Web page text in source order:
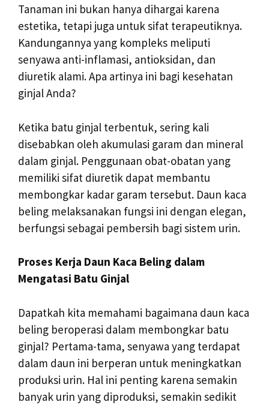
Tanaman ini bukan hanya dihargai karena
estetika, tetapi juga untuk sifat terapeutiknya.
Kandungannya yang kompleks meliputi
senyawa anti-inflamasi, antioksidan, dan
diuretik alami. Apa artinya ini bagi kesehatan
ginjal Anda?
Ketika batu ginjal terbentuk, sering kali
disebabkan oleh akumulasi garam dan mineral
dalam ginjal. Penggunaan obat-obatan yang
memiliki sifat diuretik dapat membantu
membongkar kadar garam tersebut. Daun kaca
beling melaksanakan fungsi ini dengan elegan,
berfungsi sebagai pembersih bagi sistem urin.
Proses Kerja Daun Kaca Beling dalam
Mengatasi Batu Ginjal
Dapatkah kita memahami bagaimana daun kaca
beling beroperasi dalam membongkar batu
ginjal? Pertama-tama, senyawa yang terdapat
dalam daun ini berperan untuk meningkatkan
produksi urin. Hal ini penting karena semakin
banyak urin yang diproduksi, semakin sedikit